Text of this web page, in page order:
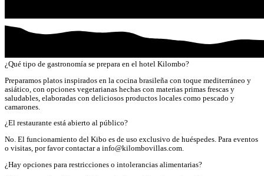
¿Qué tipo de gastronomía se prepara en el hotel Kilombo?
Preparamos platos inspirados en la cocina brasileña con toque mediterráneo y
asiático, con opciones vegetarianas hechas con materias primas frescas y
saludables, elaboradas con deliciosos productos locales como pescado y
camarones.
¿El restaurante está abierto al público?
No. El funcionamiento del Kibo es de uso exclusivo de huéspedes. Para eventos
o visitas, por favor contactar a info@kilombovillas.com.
¿Hay opciones para restricciones o intolerancias alimentarias?